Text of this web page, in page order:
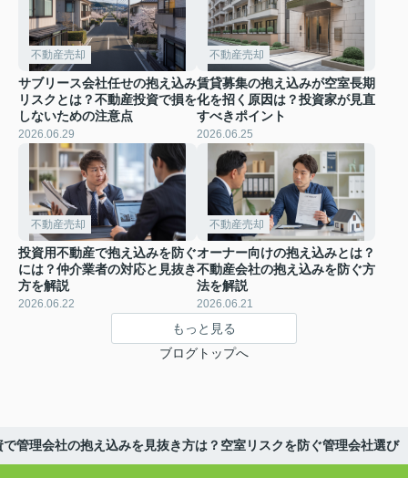
不動産売却
サブリース会社任せの抱え込み
リスクとは？不動産投資で損を
しないための注意点
2026.06.29
不動産売却
賃貸募集の抱え込みが空室長期
化を招く原因は？投資家が見直
すべきポイント
2026.06.25
不動産売却
投資用不動産で抱え込みを防ぐ
には？仲介業者の対応と見抜き
方を解説
2026.06.22
不動産売却
オーナー向けの抱え込みとは？
不動産会社の抱え込みを防ぐ方
法を解説
2026.06.21
もっと見る
ブログトップへ
で管理会社の抱え込みを見抜き方は？空室リスクを防ぐ管理会社選び